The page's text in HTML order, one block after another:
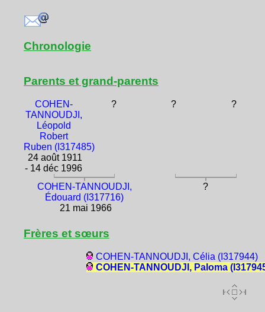
Chronologie
Parents et grand-parents
COHEN-
TANNOUDJI,
Léopold
Robert
Ruben (I317485)
24 août 1911
- 14 déc 1996
? ? ?
COHEN-TANNOUDJI,
Édouard (I317716)
21 mai 1966
?
Frères et sœurs
COHEN-TANNOUDJI, Célia (I317944)
COHEN-TANNOUDJI, Paloma